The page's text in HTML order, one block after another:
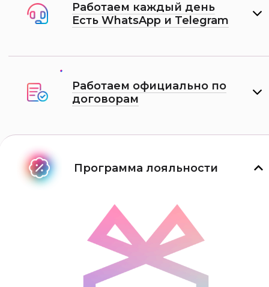
Работаем каждый день
Есть WhatsApp и Telеgram
Работаем официально по
договорам
Программа лояльности